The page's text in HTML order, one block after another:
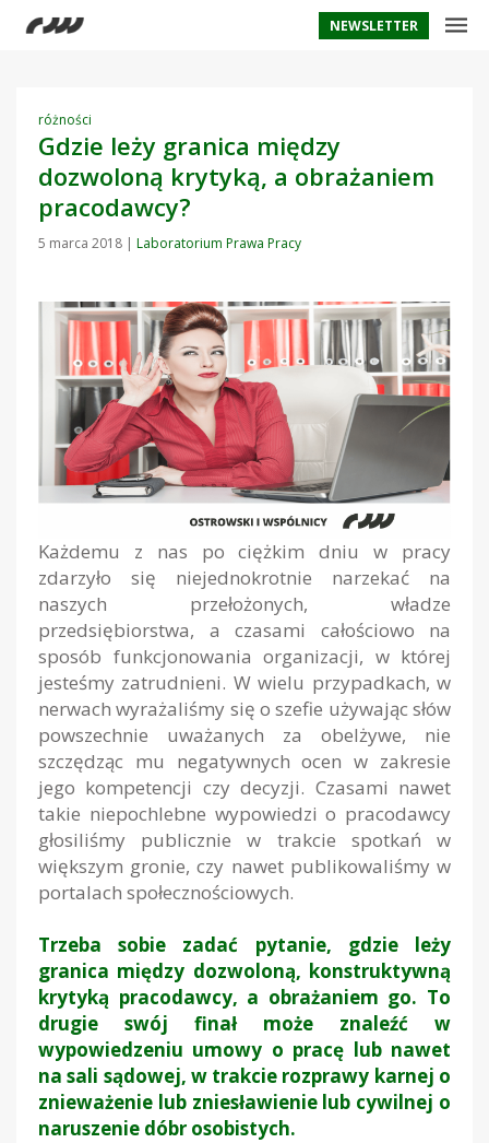
NEWSLETTER
różności
Gdzie leży granica między
dozwoloną krytyką, a obrażaniem
pracodawcy?
5 marca 2018 | Laboratorium Prawa Pracy
Każdemu z nas po ciężkim dniu w pracy
zdarzyło się niejednokrotnie narzekać na
naszych przełożonych, władze
przedsiębiorstwa, a czasami całościowo na
sposób funkcjonowania organizacji, w której
jesteśmy zatrudnieni. W wielu przypadkach, w
nerwach wyrażaliśmy się o szefie używając słów
powszechnie uważanych za obelżywe, nie
szczędząc mu negatywnych ocen w zakresie
jego kompetencji czy decyzji. Czasami nawet
takie niepochlebne wypowiedzi o pracodawcy
głosiliśmy publicznie w trakcie spotkań w
większym gronie, czy nawet publikowaliśmy w
portalach społecznościowych.
Trzeba sobie zadać pytanie, gdzie leży
granica między dozwoloną, konstruktywną
krytyką pracodawcy, a obrażaniem go. To
drugie swój finał może znaleźć w
wypowiedzeniu umowy o pracę lub nawet
na sali sądowej, w trakcie rozprawy karnej o
znieważenie lub zniesławienie lub cywilnej o
naruszenie dóbr osobistych.